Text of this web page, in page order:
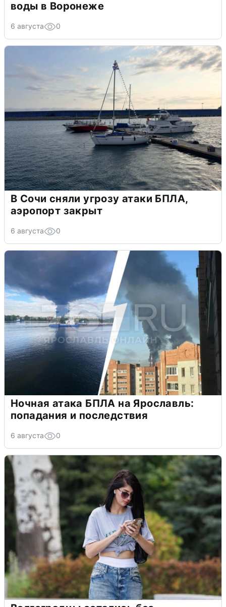
воды в Воронеже
6 августа 0
В Сочи сняли угрозу атаки БПЛА,
аэропорт закрыт
6 августа 0
Ночная атака БПЛА на Ярославль:
попадания и последствия
6 августа 0